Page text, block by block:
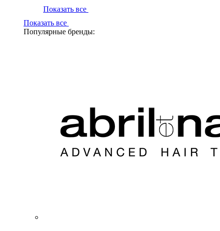
Показать все
Показать все
Популярные бренды: